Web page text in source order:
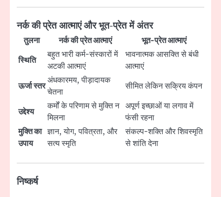
नर्क की प्रेत आत्माएं और भूत-प्रेत में अंतर
तुलना नर्क की प्रेत आत्माएं
भूत-प्रेत आत्माएं
स्थिति
बहुत भारी कर्म-संस्कारों में
अटकी आत्माएं
भावनात्मक आसक्ति से बंधी
आत्माएं
ऊर्जा स्तर
अंधकारमय, पीड़ादायक
चेतना
सीमित लेकिन सक्रिय कंपन
उद्देश्य
कर्मों के परिणाम से मुक्ति न
मिलना
अपूर्ण इच्छाओं या लगाव में
फंसी रहना
मुक्ति का
उपाय
ज्ञान, योग, पवित्रता, और
सत्य स्मृति
संकल्प-शक्ति और शिवस्मृति
से शांति देना
निष्कर्ष